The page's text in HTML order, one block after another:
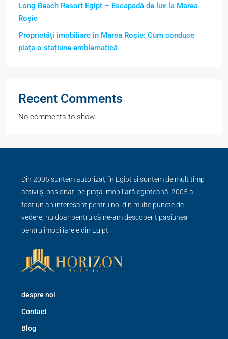
Long Beach Resort Egipt – Escapadă de lux la Marea
Roșie
Proprietăți imobiliare în Marea Roșie: Cum conduce
piața o stațiune emblematică
Recent Comments
No comments to show.
Din 2005 suntem autorizați în Egipt și suntem de mult timp
activi și pasionați pe piața imobiliară egipteană. 2005 a
fost un an interesant pentru noi din multe puncte de
vedere, nu doar pentru că ne-am descoperit pasiunea
pentru imobiliarele din Egipt.
despre noi
Contact
Blog